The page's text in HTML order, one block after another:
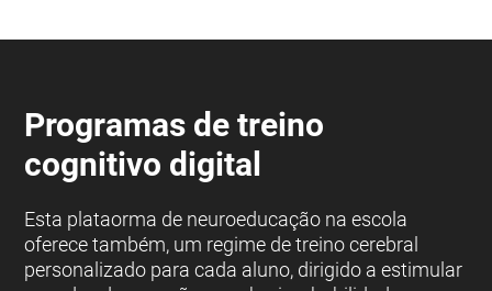
Programas de treino
cognitivo digital
Esta plataorma de neuroeducação na escola
oferece também, um regime de treino cerebral
personalizado para cada aluno, dirigido a estimular